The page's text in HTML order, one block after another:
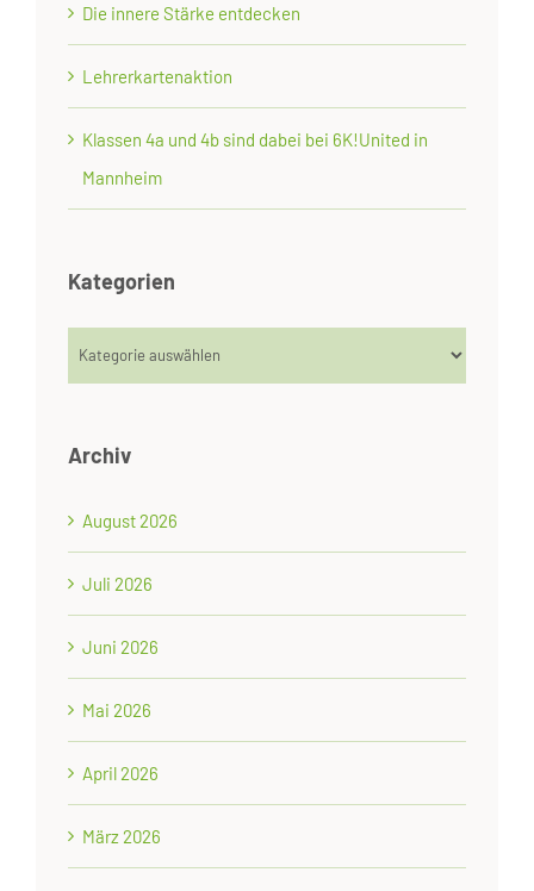
Die innere Stärke entdecken
Lehrerkartenaktion
Klassen 4a und 4b sind dabei bei 6K!United in
Mannheim
Kategorien
Kategorien
Archiv
August 2026
Juli 2026
Juni 2026
Mai 2026
April 2026
März 2026